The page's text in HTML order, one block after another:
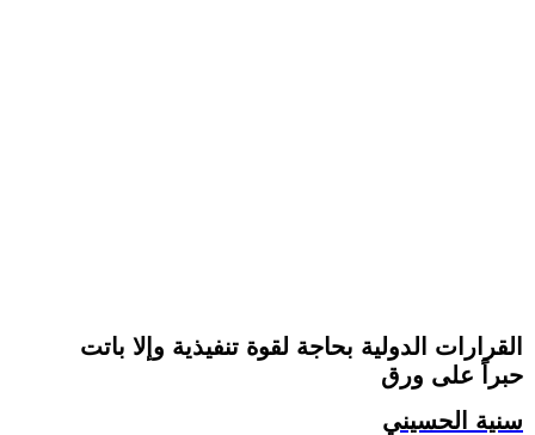
القرارات الدولية بحاجة لقوة تنفيذية وإلا باتت
حبراً على ورق
سنية الحسيني